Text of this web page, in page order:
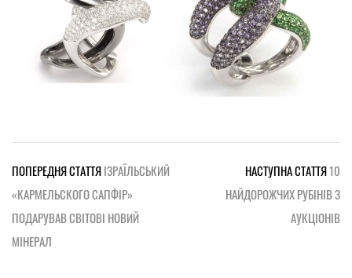
ПОПЕРЕДНЯ СТАТТЯІЗРАЇЛЬСЬКИЙ
«КАРМЕЛЬСКОГО САПФІР»
ПОДАРУВАВ СВІТОВІ НОВИЙ
МІНЕРАЛ
НАСТУПНА СТАТТЯ10
НАЙДОРОЖЧИХ РУБІНІВ З
АУКЦІОНІВ